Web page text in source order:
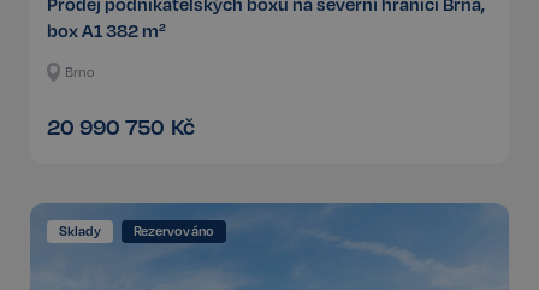
box A1 382 m²
Brno
20 990 750 Kč
Sklady Rezervováno